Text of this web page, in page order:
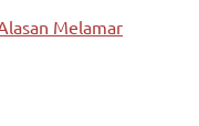
Melamar